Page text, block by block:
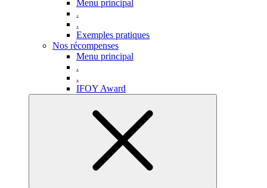
Menu principal
.
.
Exemples pratiques
Nos récompenses
Menu principal
.
.
IFOY Award